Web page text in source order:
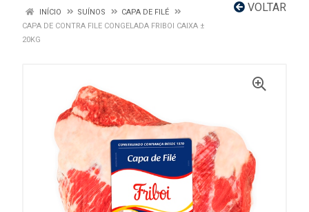
VOLTAR
INÍCIO SUÍNOS
CAPA DE FILÉ
CAPA DE CONTRA FILE CONGELADA FRIBOI CAIXA ±
20KG